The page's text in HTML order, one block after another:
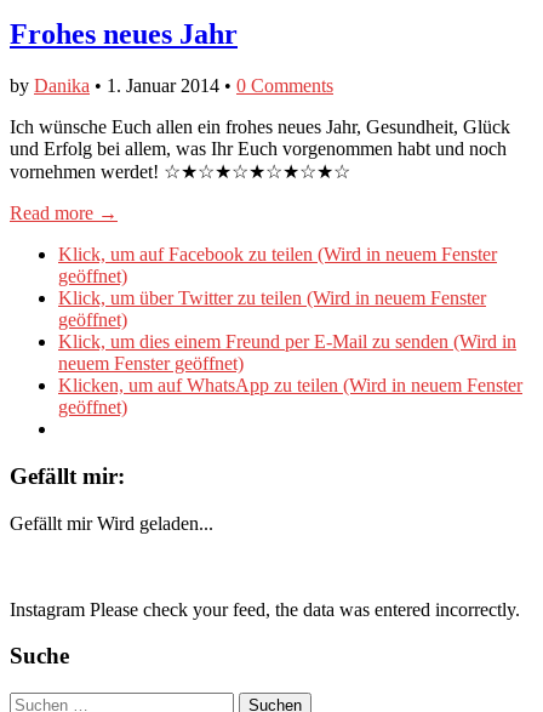
Frohes neues Jahr
by Danika • 1. Januar 2014 • 0 Comments
Ich wünsche Euch allen ein frohes neues Jahr, Gesundheit, Glück
und Erfolg bei allem, was Ihr Euch vorgenommen habt und noch
vornehmen werdet! ☆★☆★☆★☆★☆★☆
Read more →
Klick, um auf Facebook zu teilen (Wird in neuem Fenster
geöffnet)
Klick, um über Twitter zu teilen (Wird in neuem Fenster
geöffnet)
Klick, um dies einem Freund per E-Mail zu senden (Wird in
neuem Fenster geöffnet)
Klicken, um auf WhatsApp zu teilen (Wird in neuem Fenster
geöffnet)
Gefällt mir:
Gefällt mir Wird geladen...
Instagram Please check your feed, the data was entered incorrectly.
Suche
Suchen